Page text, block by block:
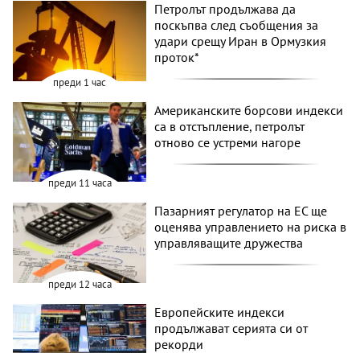
преди 1 час
Петролът продължава да
поскъпва след съобщения за
удари срещу Иран в Ормузкия
проток*
преди 11 часа
Американските борсови индекси
са в отстъпление, петролът
отново се устреми нагоре
преди 12 часа
Пазарният регулатор на ЕС ще
оценява управлението на риска в
управляващите дружества
Европейските индекси
продължават серията си от
рекорди